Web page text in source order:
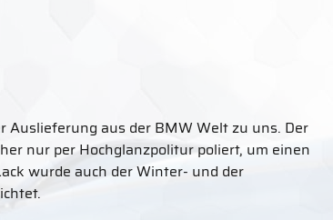
aus der BMW Welt zu uns. Der
nur per Hochglanzpolitur poliert, um einen
wurde auch der Winter- und der